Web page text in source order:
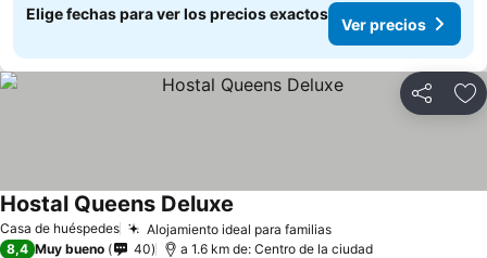
Elige fechas para ver los precios exactos
Ver precios
Compartir
Casa de huéspedes Alojamiento ideal para familias
Hostal Queens Deluxe
8,4 Muy bueno 40 a 1.6 km de: Centro de la ciudad